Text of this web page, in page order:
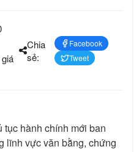
Chia
sẻ:
Facebook
Tweet
tục hành chính mới ban
lĩnh vực văn bằng, chứng